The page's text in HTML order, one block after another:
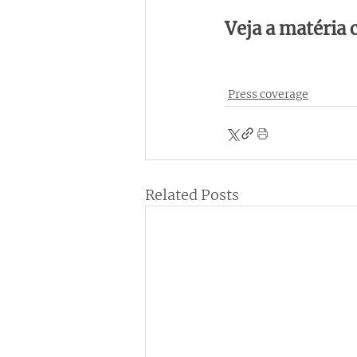
Veja a matéria
Press coverage
Related Posts